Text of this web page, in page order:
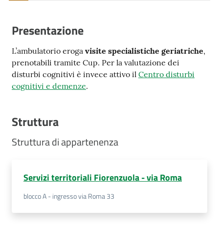
Strutture
territorio
Studiare
Piacenza
Presentazione
L’ambulatorio eroga visite specialistiche geriatriche,
prenotabili tramite Cup. Per la valutazione dei
disturbi cognitivi è invece attivo il Centro disturbi
cognitivi e demenze.
Struttura
Struttura di appartenenza
Servizi territoriali Fiorenzuola - via Roma
blocco A - ingresso via Roma 33